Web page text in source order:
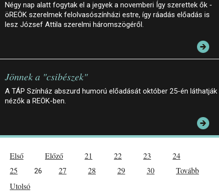
Négy nap alatt fogytak el a jegyek a novemberi Így szerettek ők -
öREÖK szerelmek felolvasószínházi estre, így ráadás előadás is
lesz József Attila szerelmi háromszögéről.
Jönnek a "csibészek"
A TÁP Színház abszurd humorú előadását október 25-én láthatják
nézők a REÖK-ben.
Első Előző 21 22 23
24
25
26 27 28 29 30
Tovább
Utolsó